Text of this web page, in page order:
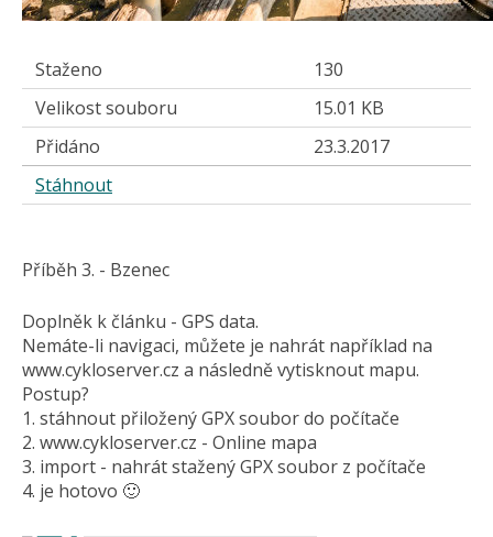
Staženo
130
Velikost souboru
15.01 KB
Přidáno
23.3.2017
Stáhnout
Příběh 3. - Bzenec
Doplněk k článku - GPS data.
Nemáte-li navigaci, můžete je nahrát například na
www.cykloserver.cz a následně vytisknout mapu.
Postup?
1. stáhnout přiložený GPX soubor do počítače
2. www.cykloserver.cz - Online mapa
3. import - nahrát stažený GPX soubor z počítače
4. je hotovo 🙂